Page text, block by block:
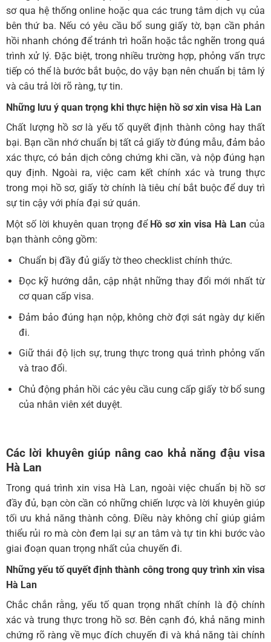
sơ qua hệ thống online hoặc qua các trung tâm dịch vụ của
bên thứ ba. Nếu có yêu cầu bổ sung giấy tờ, bạn cần phản
hồi nhanh chóng để tránh trì hoãn hoặc tắc nghẽn trong quá
trình xử lý. Đặc biệt, trong nhiều trường hợp, phỏng vấn trực
tiếp có thể là bước bắt buộc, do vậy bạn nên chuẩn bị tâm lý
và câu trả lời rõ ràng, tự tin.
Những lưu ý quan trọng khi thực hiện hồ sơ xin visa Hà Lan
Chất lượng hồ sơ là yếu tố quyết định thành công hay thất
bại. Bạn cần nhớ chuẩn bị tất cả giấy tờ đúng mẫu, đảm bảo
xác thực, có bản dịch công chứng khi cần, và nộp đúng hạn
quy định. Ngoài ra, việc cam kết chính xác và trung thực
trong mọi hồ sơ, giấy tờ chính là tiêu chí bắt buộc để duy trì
sự tin cậy với phía đại sứ quán.
Một số lời khuyên quan trọng đểHồ sơ xin visa Hà Lan của
bạn thành công gồm:
Chuẩn bị đầy đủ giấy tờ theo checklist chính thức.
Đọc kỹ hướng dẫn, cập nhật những thay đổi mới nhất từ
cơ quan cấp visa.
Đảm bảo đúng hạn nộp, không chờ đợi sát ngày dự kiến
đi.
Giữ thái độ lịch sự, trung thực trong quá trình phỏng vấn
và trao đổi.
Chủ động phản hồi các yêu cầu cung cấp giấy tờ bổ sung
của nhân viên xét duyệt.
Các lời khuyên giúp nâng cao khả năng đậu visa
Hà Lan
Trong quá trình xin visa Hà Lan, ngoài việc chuẩn bị hồ sơ
đầy đủ, bạn còn cần có những chiến lược và lời khuyên giúp
tối ưu khả năng thành công. Điều này không chỉ giúp giảm
thiểu rủi ro mà còn đem lại sự an tâm và tự tin khi bước vào
giai đoạn quan trọng nhất của chuyến đi.
Những yếu tố quyết định thành công trong quy trình xin visa
Hà Lan
Chắc chắn rằng, yếu tố quan trọng nhất chính là độ chính
xác và trung thực trong hồ sơ. Bên cạnh đó, khả năng minh
chứng rõ ràng về mục đích chuyến đi và khả năng tài chính